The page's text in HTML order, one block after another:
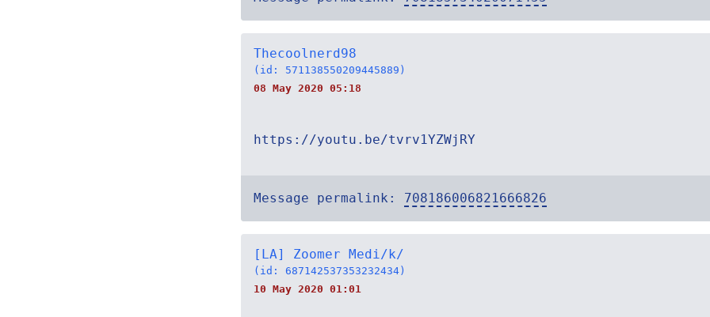
Thecoolnerd98
(id: 571138550209445889)
08 May 2020 05:18
https://youtu.be/tvrv1YZWjRY
Message permalink: 708186006821666826
[LA] Zoomer Medi/k/
(id: 687142537353232434)
10 May 2020 01:01